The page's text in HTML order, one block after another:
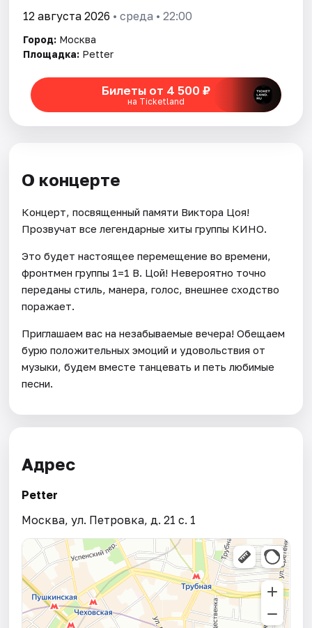
12 августа 2026 • среда • 22:00
Город: Москва
Площадка: Petter
Билеты от 4 500 ₽
на Ticketland
О концерте
Концерт, посвященный памяти Виктора Цоя!
Прозвучат все легендарные хиты группы КИНО.
Это будет настоящее перемещение во времени,
фронтмен группы 1=1 В. Цой! Невероятно точно
переданы стиль, манера, голос, внешнее сходство
поражает.
Приглашаем вас на незабываемые вечера! Обещаем
бурю положительных эмоций и удовольствия от
музыки, будем вместе танцевать и петь любимые
песни.
Адрес
Petter
Москва, ул. Петровка, д. 21 с. 1